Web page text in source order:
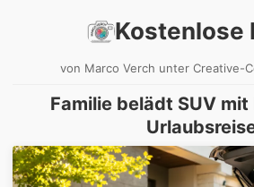
Kostenlose
von Marco Verch unter Creative-
Familie belädt SUV